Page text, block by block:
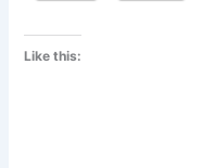
Like this: